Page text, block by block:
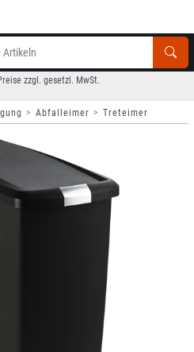
zzgl. gesetzl. MwSt.
Abfalleimer Treteimer